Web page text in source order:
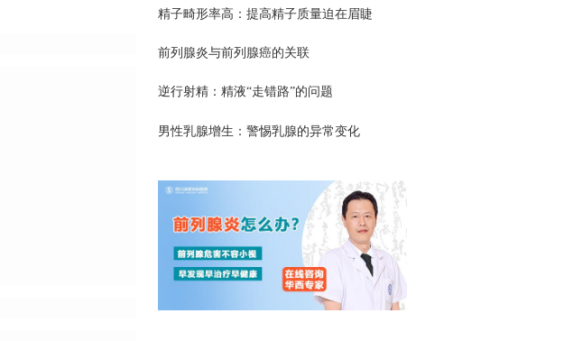
精子畸形率高：提高精子质量迫在眉睫
前列腺炎与前列腺癌的关联
逆行射精：精液“走错路”的问题
男性乳腺增生：警惕乳腺的异常变化